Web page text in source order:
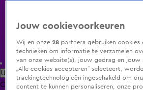
Uitzending Gemist Populaire programma's
ClipsFilmsRadioSmart TV inlogShop
Jouw cookievoorkeuren
Wij en onze28 partners gebruiken cookies
technieken om informatie te verzamelen
van onze website(s), jouw gedrag en jouw
„Alle cookies accepteren” selecteert,
trackingtechnologieën ingeschakeld om
content te kunnen personaliseren, onze